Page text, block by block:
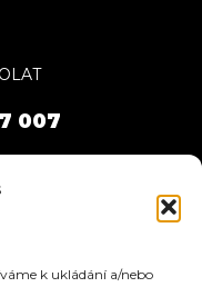
k ukládání a/nebo
007